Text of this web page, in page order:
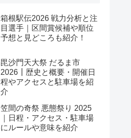
箱根駅伝2026 戦力分析と注
目選手｜区間賞候補や順位
予想と見どころも紹介！
毘沙門天大祭 だるま市
2026┃歴史と概要・開催日
程やアクセスと駐車場を紹
介
笠間の奇祭 悪態祭り 2025
｜日程・アクセス・駐車場
にルールや意味を紹介